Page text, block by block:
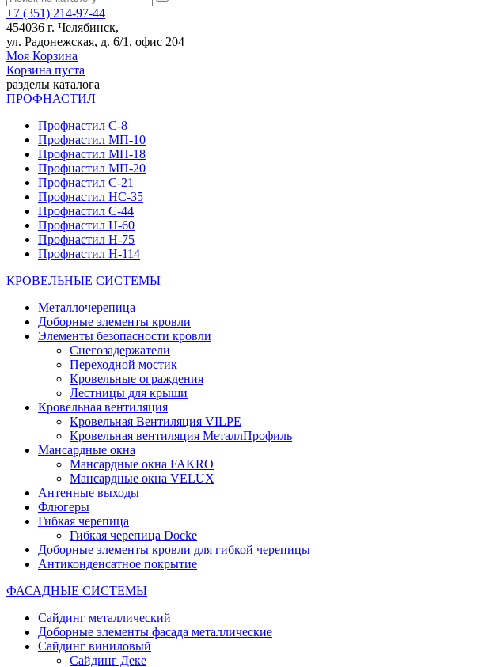
+7 (351) 214-97-44
454036 г. Челябинск,
ул. Радонежская, д. 6/1, офис 204
Моя Корзина
Корзина пуста
разделы каталога
ПРОФНАСТИЛ
Профнастил С-8
Профнастил МП-10
Профнастил МП-18
Профнастил МП-20
Профнастил С-21
Профнастил НС-35
Профнастил С-44
Профнастил Н-60
Профнастил Н-75
Профнастил Н-114
КРОВЕЛЬНЫЕ СИСТЕМЫ
Металлочерепица
Доборные элементы кровли
Элементы безопасности кровли
Снегозадержатели
Переходной мостик
Кровельные ограждения
Лестницы для крыши
Кровельная вентиляция
Кровельная Вентиляция VILPE
Кровельная вентиляция МеталлПрофиль
Мансардные окна
Мансардные окна FAKRO
Мансардные окна VELUX
Антенные выходы
Флюгеры
Гибкая черепица
Гибкая черепица Docke
Доборные элементы кровли для гибкой черепицы
Антиконденсатное покрытие
ФАСАДНЫЕ СИСТЕМЫ
Сайдинг металлический
Доборные элементы фасада металлические
Сайдинг виниловый
Сайдинг Деке